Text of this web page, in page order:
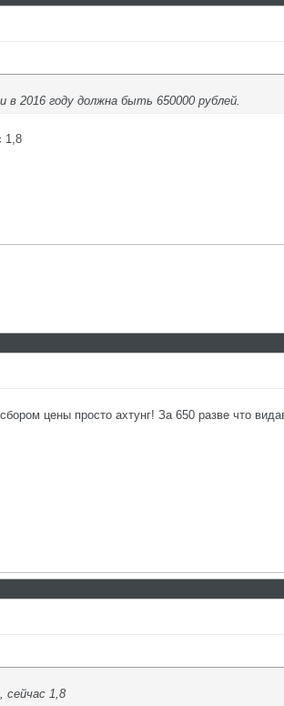
2016 году должна быть 650000 рублей.
1,8
цены просто ахтунг! За 650 разве что
1,8